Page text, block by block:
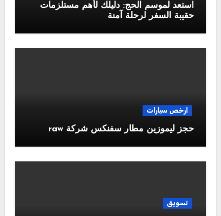
استعد لموسم الحج: دليلك لأهم مستلزمات
حقيبة السفر لرحلة آمنة
ارخص سيارات
حجز ليموزين مطار سفنكس شركة raw
تسويق